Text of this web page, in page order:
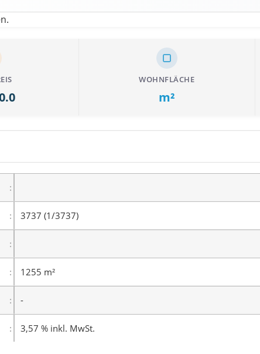
WOHNFLÄCHE
m²
3737 (1/3737)
1255 m²
-
3,57 % inkl. MwSt.